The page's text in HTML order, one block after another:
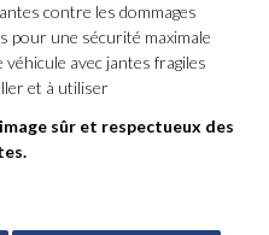
contre les dommages
pour une sécurité maximale
avec jantes fragiles
et à utiliser
sûr et respectueux des